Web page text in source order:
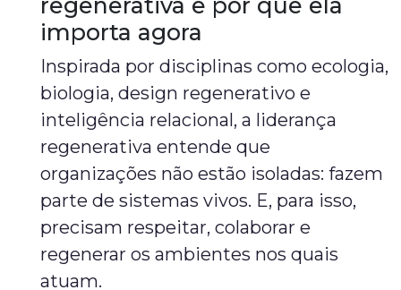
regenerativa e por que ela
importa agora
Inspirada por disciplinas como ecologia,
biologia, design regenerativo e
inteligência relacional, a liderança
regenerativa entende que
organizações não estão isoladas: fazem
parte de sistemas vivos. E, para isso,
precisam respeitar, colaborar e
regenerar os ambientes nos quais
atuam.